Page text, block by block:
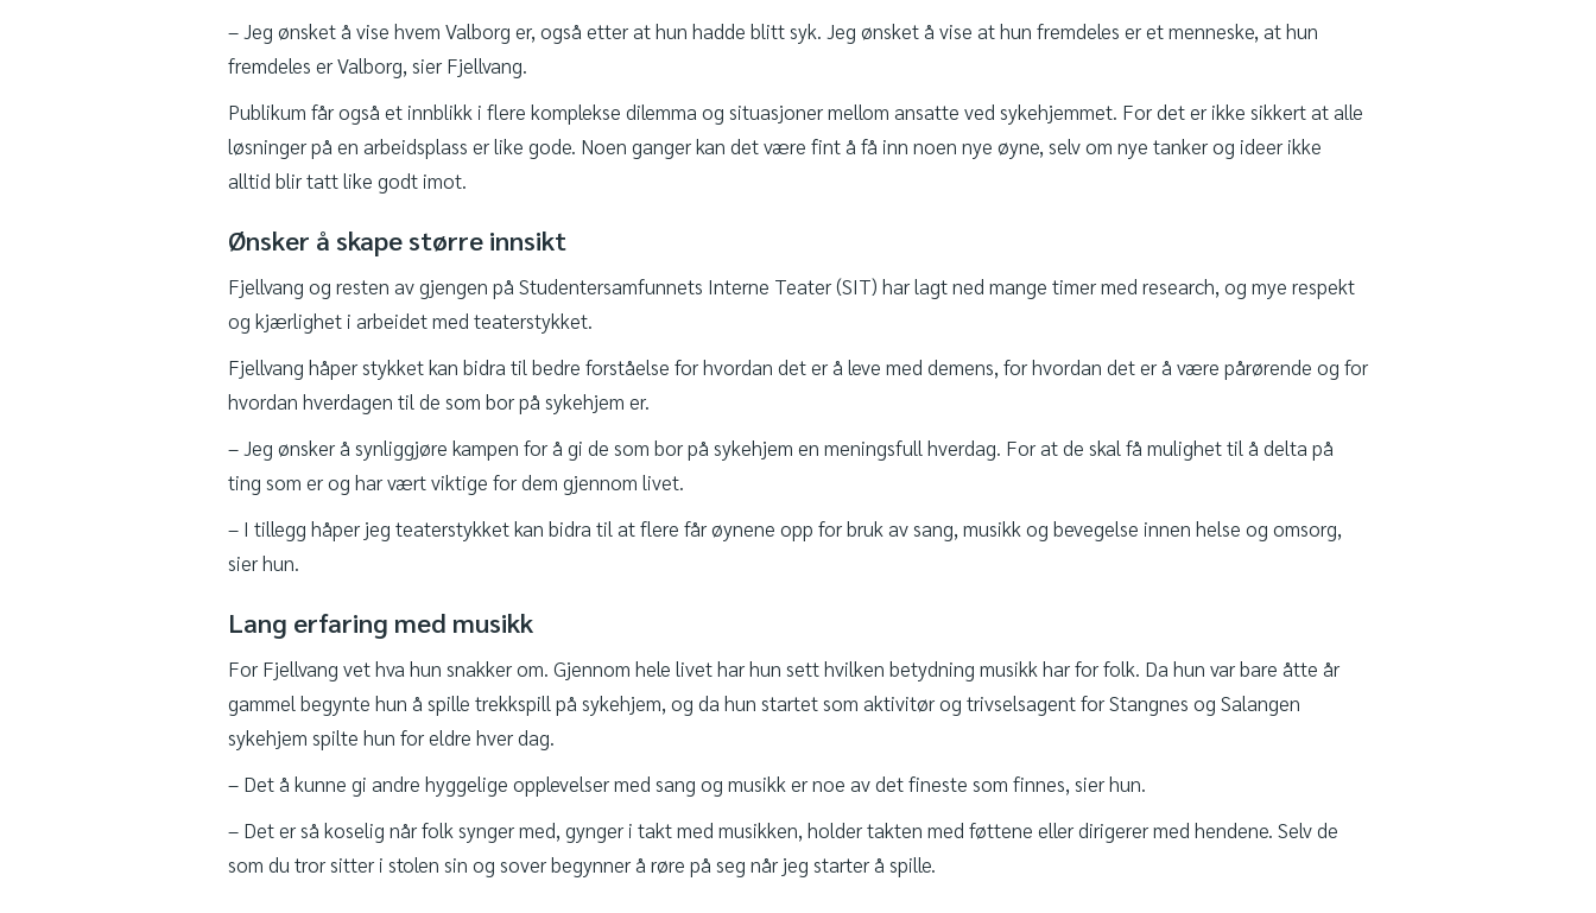
– Jeg ønsket å vise hvem Valborg er, også etter at hun hadde blitt syk. Jeg ønsket å vise at hun fremdeles er et menneske, at hun
fremdeles er Valborg, sier Fjellvang.
Publikum får også et innblikk i flere komplekse dilemma og situasjoner mellom ansatte ved sykehjemmet. For det er ikke sikkert at alle
løsninger på en arbeidsplass er like gode. Noen ganger kan det være fint å få inn noen nye øyne, selv om nye tanker og ideer ikke
alltid blir tatt like godt imot.
Ønsker å skape større innsikt
Fjellvang og resten av gjengen på Studentersamfunnets Interne Teater (SIT) har lagt ned mange timer med research, og mye respekt
og kjærlighet i arbeidet med teaterstykket.
Fjellvang håper stykket kan bidra til bedre forståelse for hvordan det er å leve med demens, for hvordan det er å være pårørende og for
hvordan hverdagen til de som bor på sykehjem er.
– Jeg ønsker å synliggjøre kampen for å gi de som bor på sykehjem en meningsfull hverdag. For at de skal få mulighet til å delta på
ting som er og har vært viktige for dem gjennom livet.
– I tillegg håper jeg teaterstykket kan bidra til at flere får øynene opp for bruk av sang, musikk og bevegelse innen helse og omsorg,
sier hun.
Lang erfaring med musikk
For Fjellvang vet hva hun snakker om. Gjennom hele livet har hun sett hvilken betydning musikk har for folk. Da hun var bare åtte år
gammel begynte hun å spille trekkspill på sykehjem, og da hun startet som aktivitør og trivselsagent for Stangnes og Salangen
sykehjem spilte hun for eldre hver dag.
– Det å kunne gi andre hyggelige opplevelser med sang og musikk er noe av det fineste som finnes, sier hun.
– Det er så koselig når folk synger med, gynger i takt med musikken, holder takten med føttene eller dirigerer med hendene. Selv de
som du tror sitter i stolen sin og sover begynner å røre på seg når jeg starter å spille.